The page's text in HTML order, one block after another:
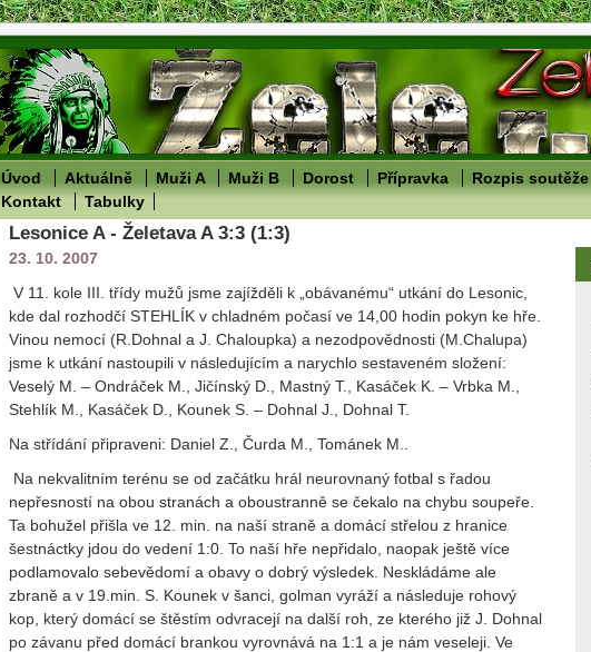
Úvod Aktuálně Muži A Muži B Dorost Přípravka Rozpis soutěže
Kontakt
Tabulky
Lesonice A - Želetava A 3:3 (1:3)
23. 10. 2007
V 11. kole III. třídy mužů jsme zajížděli k „obávanému“ utkání do Lesonic,
kde dal rozhodčí STEHLÍK v chladném počasí ve 14,00 hodin pokyn ke hře.
Vinou nemocí (R.Dohnal a J. Chaloupka) a nezodpovědnosti (M.Chalupa)
jsme k utkání nastoupili v následujícím a narychlo sestaveném složení:
Veselý M. – Ondráček M., Jičínský D., Mastný T., Kasáček K. – Vrbka M.,
Stehlík M., Kasáček D., Kounek S. – Dohnal J., Dohnal T.
Na střídání připraveni: Daniel Z., Čurda M., Tománek M..
Na nekvalitním terénu se od začátku hrál neurovnaný fotbal s řadou
nepřesností na obou stranách a oboustranně se čekalo na chybu soupeře.
Ta bohužel přišla ve 12. min. na naší straně a domácí střelou z hranice
šestnáctky jdou do vedení 1:0. To naší hře nepřidalo, naopak ještě více
podlamovalo sebevědomí a obavy o dobrý výsledek. Neskládáme ale
zbraně a v 19.min. S. Kounek v šanci, golman vyráží a následuje rohový
kop, který domácí se štěstím odvracejí na další roh, ze kterého již J. Dohnal
po závanu před domácí brankou vyrovnává na 1:1 a je nám veseleji. Ve